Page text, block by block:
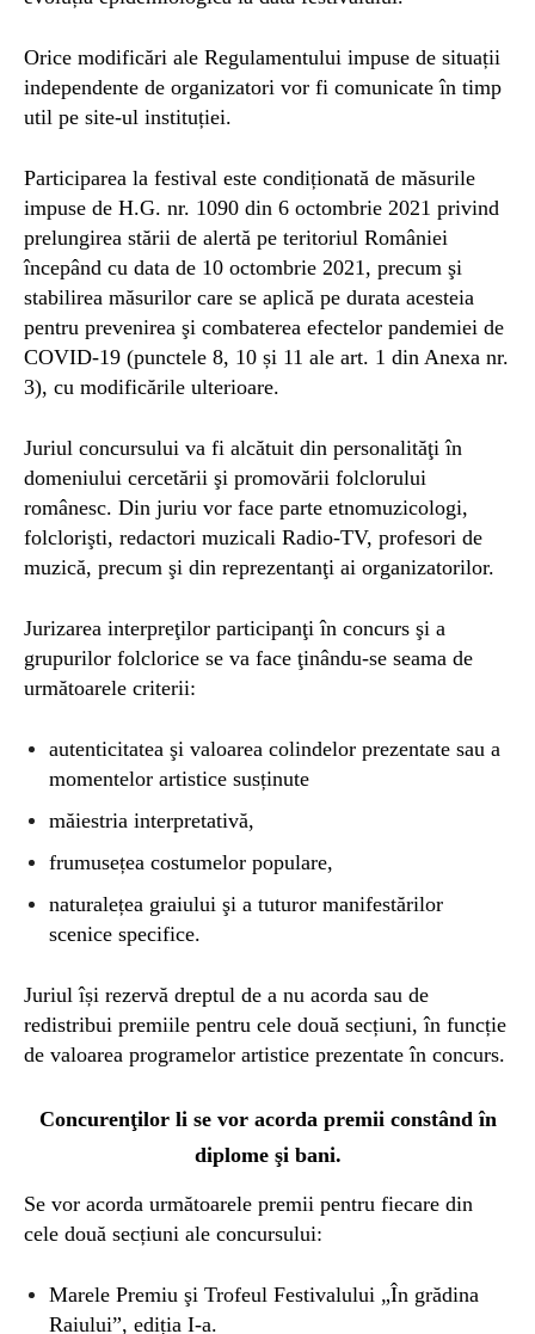
Orice modificări ale Regulamentului impuse de situații
independente de organizatori vor fi comunicate în timp
util pe site‐ul instituției.
Participarea la festival este condiționată de măsurile
impuse de H.G. nr. 1090 din 6 octombrie 2021 privind
prelungirea stării de alertă pe teritoriul României
începând cu data de 10 octombrie 2021, precum şi
stabilirea măsurilor care se aplică pe durata acesteia
pentru prevenirea şi combaterea efectelor pandemiei de
COVID-19 (punctele 8, 10 și 11 ale art. 1 din Anexa nr.
3), cu modificările ulterioare.
Juriul concursului va fi alcătuit din personalităţi în
domeniului cercetării şi promovării folclorului
românesc. Din juriu vor face parte etnomuzicologi,
folclorişti, redactori muzicali Radio-TV, profesori de
muzică, precum şi din reprezentanţi ai organizatorilor.
Jurizarea interpreţilor participanţi în concurs şi a
grupurilor folclorice se va face ţinându-se seama de
următoarele criterii:
autenticitatea şi valoarea colindelor prezentate sau a
momentelor artistice susținute
măiestria interpretativă,
frumusețea costumelor populare,
naturalețea graiului şi a tuturor manifestărilor
scenice specifice.
Juriul își rezervă dreptul de a nu acorda sau de
redistribui premiile pentru cele două secțiuni, în funcție
de valoarea programelor artistice prezentate în concurs.
Concurenţilor li se vor acorda premii constând în
diplome şi bani.
Se vor acorda următoarele premii pentru fiecare din
cele două secțiuni ale concursului:
Marele Premiu şi Trofeul Festivalului „În grădina
Raiului”, ediția I-a.